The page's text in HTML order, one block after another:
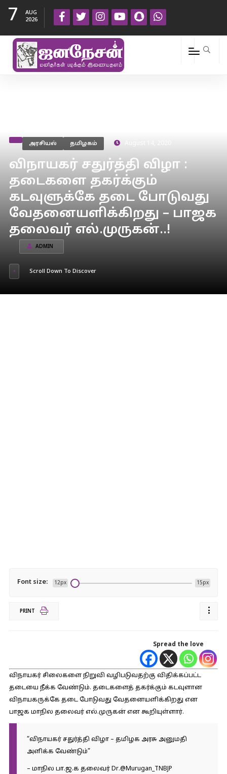
7
AUG
2026
அரசியல் தமிழகம்
விநாயகர் சதுர்த்தி விழா :
தடைகளை தகர்க்கும்
கடவுளுக்கே தடை போடுவது
வேதனையளிக்கிறது – பாஜக
தலைவர் எல்.முருகன்..!
ADMIN
Scroll Down To Discover
Font size: 12px 15px
PRINT
Spread the love
விநாயகர் சிலைகளை நிறுவி வழிபடுவதற்கு விதிக்கப்பட்ட
தடையை நீக்க வேண்டும். தடைகளைத் தகர்க்கும் கடவுளான
விநாயகருக்கே தடை போடுவது வேதனையளிக்கிறது என
பாஜக மாநில தலைவர் எல்.முருகன் என கூறியுள்ளார்.
“விநாயகர் சதுர்த்தி விழா – தமிழக அரசு அனுமதி
அளிக்க வேண்டும்”
– மாநில பா.ஜ.க தலைவர் Dr.@Murugan_TNBJP